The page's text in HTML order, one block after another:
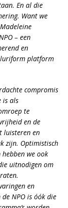
En al die
Want we
– een
en
platform
compromis
is als
te
en de
luisteren en
zijn. Optimistisch
we ook
uitnodigen om
en
NPO is óók die